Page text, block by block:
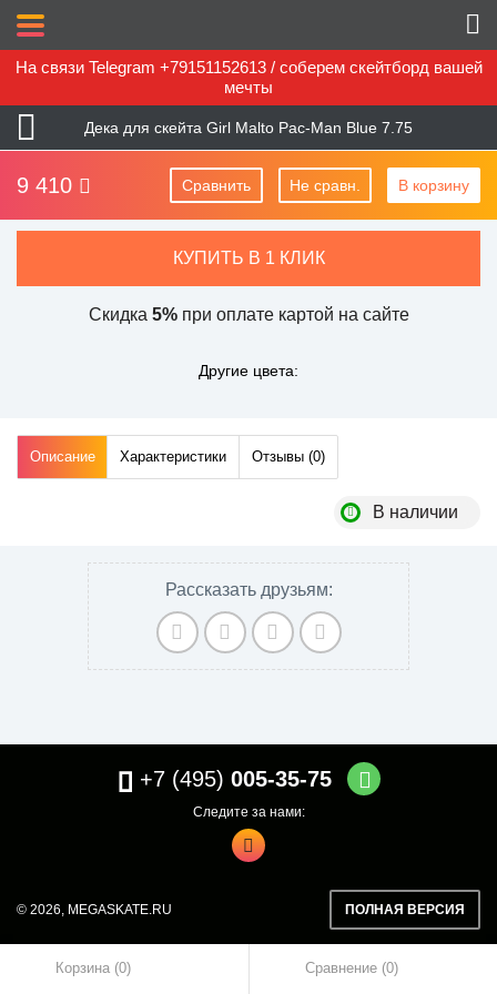
На связи Telegram +79151152613 / соберем скейтборд вашей
мечты
Корзина (0) Сравнение 0
Дека для скейта Girl Malto Pac-Man Blue 7.75
9 410 В корзину
Сравнить Не сравн.
КУПИТЬ В 1 КЛИК
Скидка 5%при оплате картой на сайте
Другие цвета:
Описание Характеристики Отзывы (0)
В наличии
Рассказать друзьям:
+7 (495) 005-35-75
Следите за нами:
© 2026, MEGASKATE.RU ПОЛНАЯ ВЕРСИЯ